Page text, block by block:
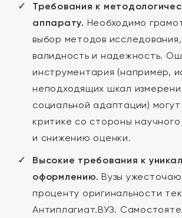
Требования к
аппарату. Необходимо
выбор методов
валидность и надежность.
инструментария (например,
неподходящих шкал
социальной адаптации)
критике со стороны
и снижению оценки.
Высокие требования к
оформлению. Вузы
проценту оригинальности
Антиплагиат.ВУЗ.